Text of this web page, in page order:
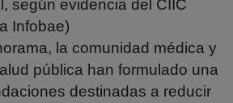
según evidencia del CIIC
Infobae)
la comunidad médica y
pública han formulado una
destinadas a reducir